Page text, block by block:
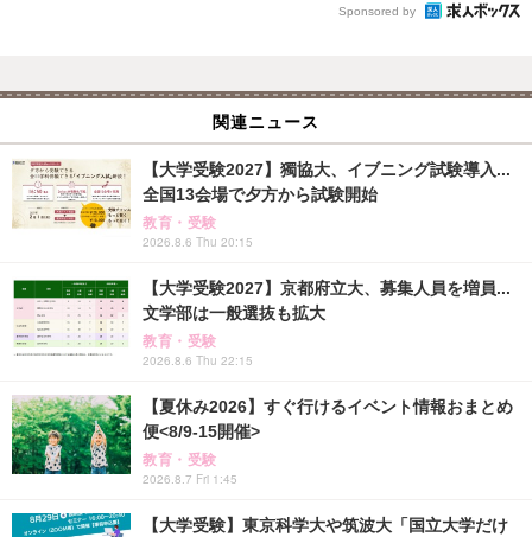
Sponsored by
関連ニュース
【大学受験2027】獨協大、イブニング試験導入...
全国13会場で夕方から試験開始
教育・受験
2026.8.6 Thu 20:15
【大学受験2027】京都府立大、募集人員を増員...
文学部は一般選抜も拡大
教育・受験
2026.8.6 Thu 22:15
【夏休み2026】すぐ行けるイベント情報おまとめ
便<8/9-15開催>
教育・受験
2026.8.7 Fri 1:45
【大学受験】東京科学大や筑波大「国立大学だけ